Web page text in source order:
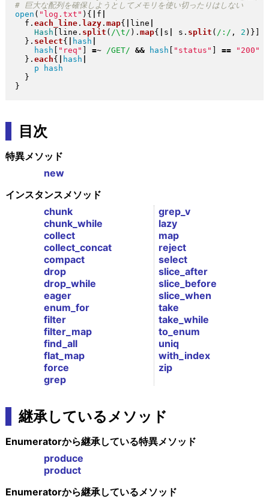
# 巨大な配列を確保しようとしてメモリを使い切ったりはしない
open ( " log.txt " ) { f
  f
. each_line. lazy. map{ line
Hash
line . split ( /\t/ ) . map{ s s . split ( /:/ , 2 ) }
} . select{ hash
hash
" req " =~ /GET/ && hash " status " == " 200 "
} . each{ hash
p
hash
}
}
目次
特異メソッド
new
インスタンスメソッド
chunk
chunk_while
collect
collect_concat
compact
drop
drop_while
eager
enum_for
filter
filter_map
find_all
flat_map
force
grep
grep_v
lazy
map
reject
select
slice_after
slice_before
slice_when
take
take_while
to_enum
uniq
with_index
zip
継承しているメソッド
Enumeratorから継承している特異メソッド
produce
product
Enumeratorから継承しているメソッド